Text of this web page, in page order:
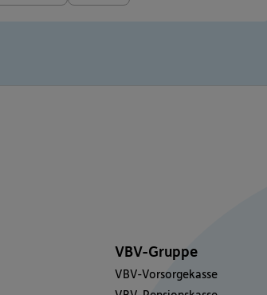
VBV-Gruppe
VBV-Vorsorgekasse